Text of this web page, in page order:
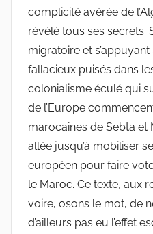
complicité avérée de
révélé tous ses secrets.
migratoire et
fallacieux puisés dans
colonialisme éculé qui
de l’Europe
marocaines de Sebta et
allée jusqu’à mobiliser
européen pour faire
le Maroc. Ce texte, aux
voire, osons le mot, de
d’ailleurs pas eu l’effet